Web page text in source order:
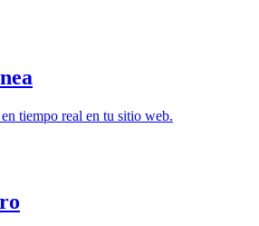
tiempo real en tu sitio web.